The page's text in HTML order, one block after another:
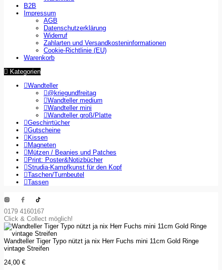
B2B
Impressum
AGB
Datenschutzerklärung
Widerruf
Zahlarten und Versandkosteninformationen
Cookie-Richtlinie (EU)
Warenkorb
Kategorien
Wandteller
@kriegundfreitag
Wandteller medium
Wandteller mini
Wandteller groß/Platte
Geschirrtücher
Gutscheine
Kissen
Magneten
Mützen / Beanies und Patches
Print: Poster&Notizbücher
Strudia-Kampfkunst für den Kopf
Taschen/Turnbeutel
Tassen
0179 4160167
Click & Collect möglich!
Wandteller Tiger Typo nützt ja nix Herr Fuchs mini 11cm Gold Ringe
vintage Streifen
24,00 €